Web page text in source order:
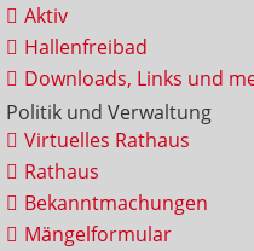
Aktiv
Hallenfreibad
Downloads, Links und
Politik und Verwaltung
Virtuelles Rathaus
Rathaus
Bekanntmachungen
Mängelformular